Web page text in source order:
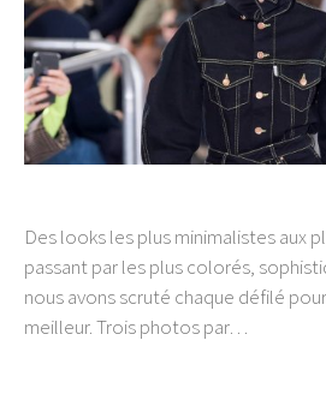
Des looks les plus minimalistes aux
passant par les plus colorés,
nous avons scruté chaque défilé
meilleur. Trois photos par…